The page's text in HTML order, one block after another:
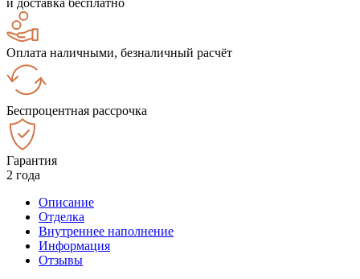
Оплата наличными, безналичный расчёт
Беспроцентная рассрочка
Гарантия
2 года
Описание
Отделка
Внутреннее наполнение
Информация
Отзывы